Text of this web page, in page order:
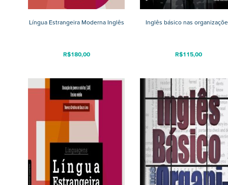
Língua Estrangeira Moderna Inglês
R$180,00
Inglês básico nas
R$115,00